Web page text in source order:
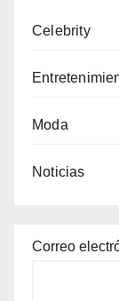
Celebrity
Moda
Noticias
Correo